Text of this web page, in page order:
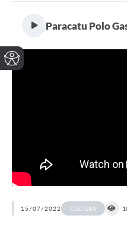
Paracatu Polo
15/07/2022 CULTURA